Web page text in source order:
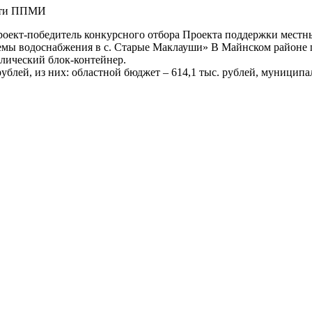
ППМИ
победитель конкурсного отбора Проекта поддержки
водоснабжения в с. Старые Маклауши» В Майнском районе
блок-контейнер.
из них: областной бюджет – 614,1 тыс. рублей,